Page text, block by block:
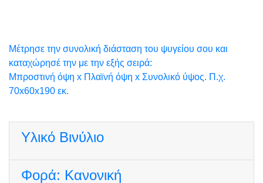
Μέτρησε την συνολική διάσταση του ψυγείου σου και
καταχώρησέ την με την εξής σειρά:
Μπροστινή όψη x Πλαϊνή όψη x Συνολικό ύψος. Π.χ.
70x60x190 εκ.
Υλικό Βινύλιο
Φορά: Κανονική